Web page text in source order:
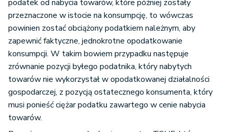
podatek od nabycia towarów, które później zostały
przeznaczone w istocie na konsumpcję, to wówczas
powinien zostać obciążony podatkiem należnym, aby
zapewnić faktyczne, jednokrotne opodatkowanie
konsumpcji. W takim bowiem przypadku następuje
zrównanie pozycji byłego podatnika, który nabytych
towarów nie wykorzystał w opodatkowanej działalności
gospodarczej, z pozycją ostatecznego konsumenta, który
musi ponieść ciężar podatku zawartego w cenie nabycia
towarów.